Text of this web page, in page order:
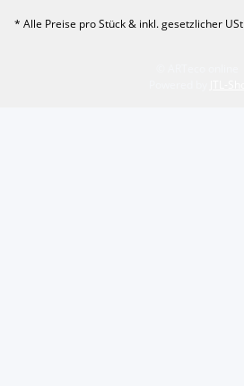
* Alle Preise pro Stück & inkl. gesetzlicher